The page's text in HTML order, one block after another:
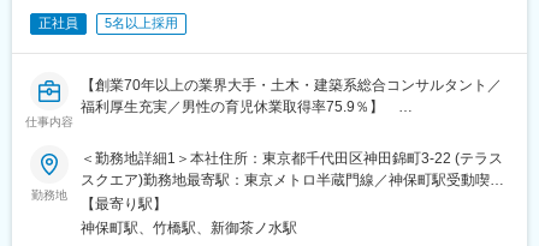
立駅、玉川上水駅、東久留米駅、船橋駅、松戸駅、市川駅、柏
駅、鎌ケ谷駅、印西牧の原駅、四街道駅、銚子駅、藤沢駅、横須
賀駅、横浜駅、上溝駅、川崎駅、平塚駅、茅ケ崎駅、大和駅(神奈
駅、逗子駅、三崎口駅、長野駅、松本駅、上田駅、佐久平駅、飯
田駅(長野県)、豊科駅、中野松川駅、飯山駅、須坂駅、広丘駅、甲
府駅、竜王駅、石和温泉駅、富士山駅、山梨市駅、都留市駅、韮
崎駅、大月駅、富山駅、越中中川駅、砺波駅、黒部駅、魚津駅、
正社員 5名以上採用
仕事内容
【創業70年以上の業界大手・土木・建築系総合コンサルタント／
福利厚生充実／男性の育児休業取得率75.9％】
■業務内容：
業界最大手・土木・建築系総合コンサルタントである当社にて、
防衛施設の建設コンサルタントとしてご活躍いただきます。
■業務内容
勤務地
＜勤務地詳細1＞本社住所：東京都千代田区神田錦町3-22 (テラス
スクエア)勤務地最寄駅：東京メトロ半蔵門線／神保町駅受動喫煙
対策：屋内全面禁煙＜勤務地詳細2＞全国事業所のいずれか住所：
47都道府県 受動喫煙対策：屋内全面禁煙変更の範囲：会社の定め
【最寄り駅】
神保町駅、竹橋駅、新御茶ノ水駅